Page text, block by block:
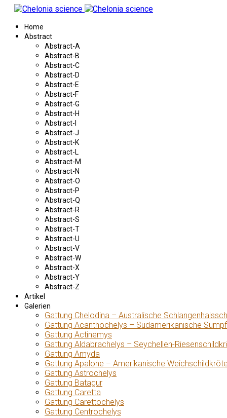
Home
Abstract
Abstract-A
Abstract-B
Abstract-C
Abstract-D
Abstract-E
Abstract-F
Abstract-G
Abstract-H
Abstract-I
Abstract-J
Abstract-K
Abstract-L
Abstract-M
Abstract-N
Abstract-O
Abstract-P
Abstract-Q
Abstract-R
Abstract-S
Abstract-T
Abstract-U
Abstract-V
Abstract-W
Abstract-X
Abstract-Y
Abstract-Z
Artikel
Galerien
Gattung Chelodina – Australische
Gattung Acanthochelys – Südamerikanische
Gattung Actinemys
Gattung Aldabrachelys – Seychellen-
Gattung Amyda
Gattung Apalone – Amerikanische
Gattung Astrochelys
Gattung Batagur
Gattung Caretta
Gattung Carettochelys
Gattung Centrochelys